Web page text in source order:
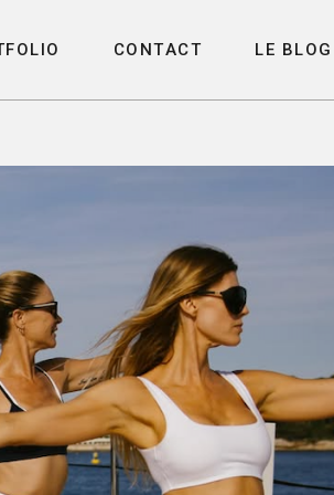
FOLIO
CO NTACT
LE BLOG